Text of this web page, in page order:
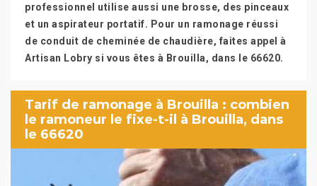
professionnel utilise aussi une brosse, des pinceaux
et un aspirateur portatif. Pour un ramonage réussi
de conduit de cheminée de chaudière, faites appel à
Artisan Lobry si vous êtes à Brouilla, dans le 66620.
Tarif de ramonage à Brouilla : combien
le ramoneur le fixe-t-il à Brouilla, dans
le 66620